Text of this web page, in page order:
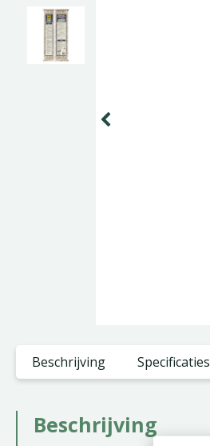
Beschrijving Specificaties
Beschrijving